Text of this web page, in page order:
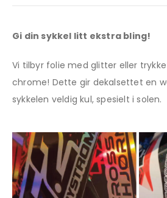
Gi din sykkel litt ekstra bling!
Vi tilbyr folie med glitter eller
chrome! Dette gir dekalsettet en
sykkelen veldig kul, spesielt i solen.